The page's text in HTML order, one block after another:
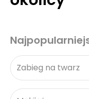
Zabieg na twarz